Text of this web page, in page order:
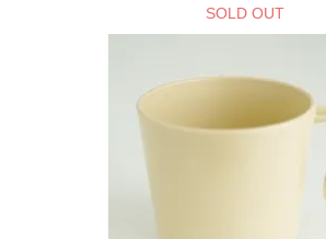
SOLD OUT